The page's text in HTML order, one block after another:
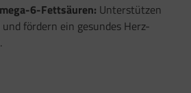
6-Fettsäuren: Unterstützen
fördern ein gesundes Herz-